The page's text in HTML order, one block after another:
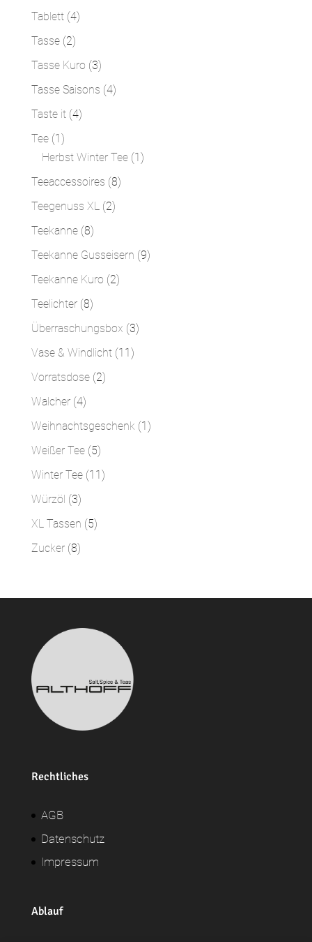
Produkte
Tablett 44
Tasse 22
Produkte
Tasse Kuro 33
Produkte
Tasse Saisons 44
Taste it 44
Tee 1 1
Produkt
Herbst Winter Tee 1 1
Teeaccessoires 88
Teegenuss XL 22
Teekanne 88
Produkte
Teekanne Gusseisern 99
Teekanne Kuro 22
Teelichter 88
Produkte
Überraschungsbox 33
Vase & Windlicht 11 11
Vorratsdose 22
Walcher 44
Produkte
Weihnachtsgeschenk 1 1
Weißer Tee 55
Produkte
Winter Tee 11 11
Würzöl 33
Produkte
XL Tassen 55
Zucker 88
Rechtliches
AGB
Datenschutz
Impressum
Ablauf